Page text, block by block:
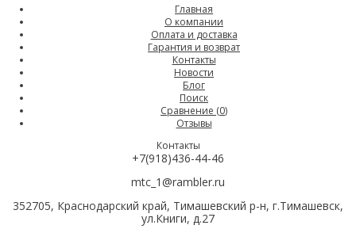
Главная
О компании
Оплата и доставка
Гарантия и возврат
Контакты
Новости
Блог
Поиск
Сравнение (0)
Отзывы
Контакты
+7(918)436-44-46
mtc_1@rambler.ru
352705, Краснодарский край, Тимашевский р-н, г.Тимашевск,
ул.Книги, д.27